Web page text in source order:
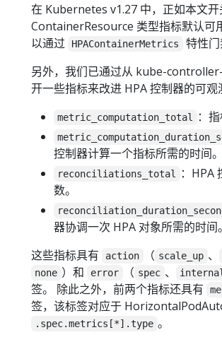
在 Kubernetes v1.27 中，正如本文开
ContainerResource 类型指标默认可
以通过
HPAContainerMetrics
特性门
另外，我们已通过从 kube-
开一些指标来改进 HPA 控制器的可观
metric_computation_total ：
控制器计算一个指标所需的时间。
reconciliations_total
：HPA
数。
器协调一次 HPA 对象所需的时间。
这些指标具有
action （ scale_up 、
none ）和 error （ spec 、 internal
签。 除此之外，前两个指标还具有
签，该标签对应于
.spec.metrics[*].type 。